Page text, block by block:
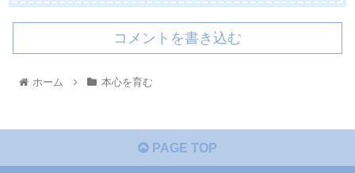
コメントを書き込む
ホーム 本心を育む
PAGE TOP